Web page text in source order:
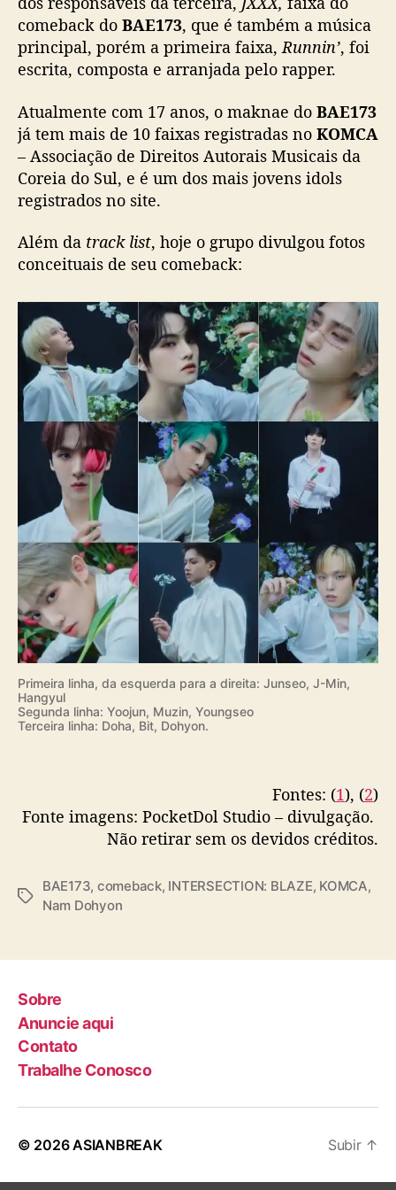
A
E
1
7
comeback do BAE173, que é também a música
principal, porém a primeira faixa,Runnin’, foi
escrita, composta e arranjada pelo rapper.
Atualmente com 17 anos, o maknae do BAE173
já tem mais de 10 faixas registradas no KOMCA
– Associação de Direitos Autorais Musicais da
Coreia do Sul, e é um dos mais jovens idols
registrados no site.
Além da track list, hoje o grupo divulgou fotos
conceituais de seu comeback:
Primeira linha, da esquerda para a direita: Junseo, J-Min,
Hangyul
Segunda linha: Yoojun, Muzin, Youngseo
Terceira linha: Doha, Bit, Dohyon.
Fontes: (1), (2)
Fonte imagens: PocketDol Studio – divulgação.
Não retirar sem os devidos créditos.
T
BAE173, comeback, INTERSECTION: BLAZE, KOMCA,
Nam Dohyon
Sobre
Anuncie aqui
Contato
Trabalhe Conosco
© 2026ASIANBREAK Subir ↑